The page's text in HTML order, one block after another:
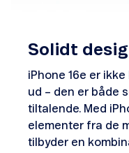
Solidt
iPhone 16e er
ud – den er både
tiltalende. Med
elementer fra de
tilbyder en